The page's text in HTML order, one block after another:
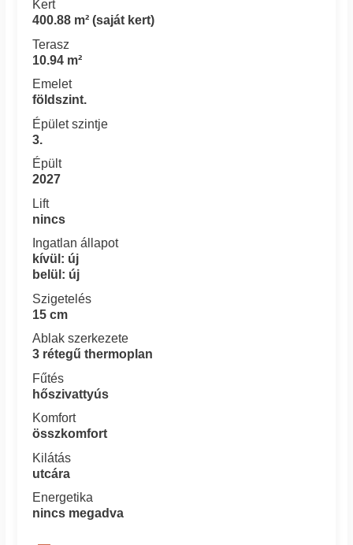
Kert
400.88 m² (saját kert)
Terasz
10.94 m²
Emelet
földszint.
Épület szintje
3.
Épült
2027
Lift
nincs
Ingatlan állapot
kívül: új
belül: új
Szigetelés
15 cm
Ablak szerkezete
3 rétegű thermoplan
Fűtés
hőszivattyús
Komfort
összkomfort
Kilátás
utcára
Energetika
nincs megadva